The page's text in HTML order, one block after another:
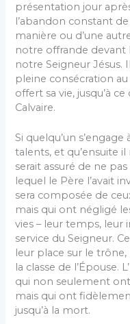
présentation jour
l’abandon constant
manière ou d’une
notre offrande devant
notre Seigneur Jésus.
pleine consécration
offert sa vie, jusqu’à
Calvaire.
Si quelqu’un
talents, et qu’ensuite il
serait assuré de ne
lequel le Père l’avait
sera composée de
mais qui ont négligé
vies – leur temps, leur
service du Seigneur.
leur place sur le
la classe de l’Épouse.
qui non seulement
mais qui ont
jusqu’à la mort.